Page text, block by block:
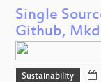
Single
Github,
Sustainability